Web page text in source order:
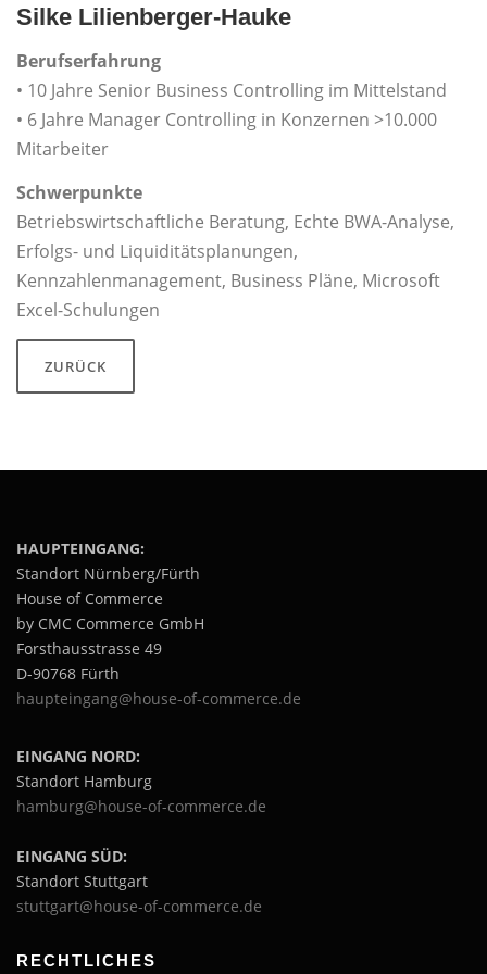
Silke Lilienberger-Hauke
Berufserfahrung
• 10 Jahre Senior Business Controlling im Mittelstand
• 6 Jahre Manager Controlling in Konzernen >10.000
Mitarbeiter
Schwerpunkte
Betriebswirtschaftliche Beratung, Echte BWA-Analyse,
Erfolgs- und Liquiditätsplanungen,
Kennzahlenmanagement, Business Pläne, Microsoft
Excel-Schulungen
ZURÜCK
HAUPTEINGANG:
Standort Nürnberg/Fürth
House of Commerce
by CMC Commerce GmbH
Forsthausstrasse 49
D-90768 Fürth
haupteingang@house-of-commerce.de
EINGANG NORD:
Standort Hamburg
hamburg@house-of-commerce.de
EINGANG SÜD:
Standort Stuttgart
stuttgart@house-of-commerce.de
RECHTLICHES